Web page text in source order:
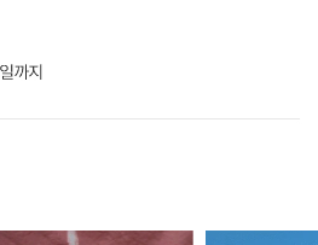
COMMUNITY
익스클루시브